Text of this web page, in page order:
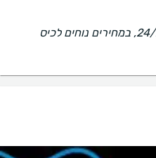
המרפאה זמינה במקרי חירום 24/7, במחירים נוחים לכיס